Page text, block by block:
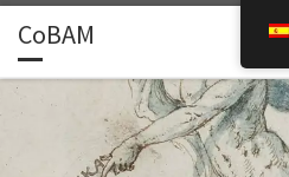
Saltar al contenido
CoBAM